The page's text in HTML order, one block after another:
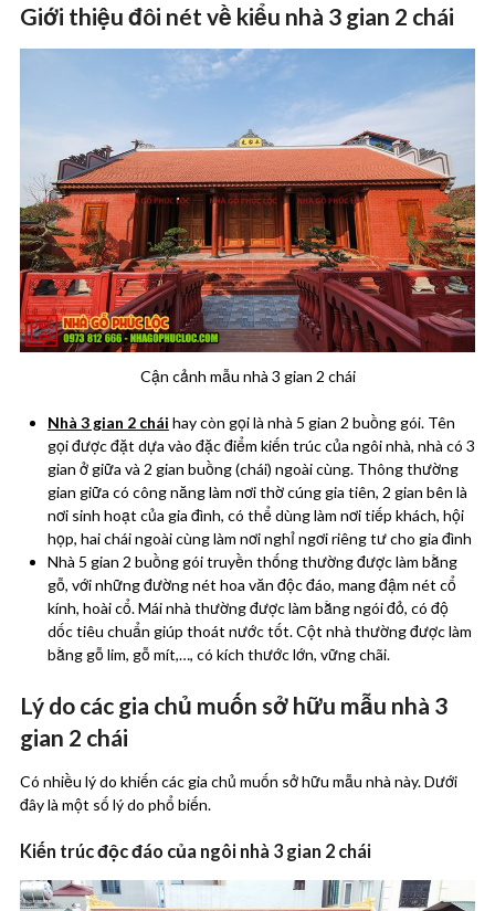
Giới thiệu đôi nét về kiểu nhà 3 gian 2 chái
Cận cảnh mẫu nhà 3 gian 2 chái
Nhà 3 gian 2 chái hay còn gọi là nhà 5 gian 2 buồng gói. Tên
gọi được đặt dựa vào đặc điểm kiến trúc của ngôi nhà, nhà có 3
gian ở giữa và 2 gian buồng (chái) ngoài cùng. Thông thường
gian giữa có công năng làm nơi thờ cúng gia tiên, 2 gian bên là
nơi sinh hoạt của gia đình, có thể dùng làm nơi tiếp khách, hội
họp, hai chái ngoài cùng làm nơi nghỉ ngơi riêng tư cho gia đình
Nhà 5 gian 2 buồng gói truyền thống thường được làm bằng
gỗ, với những đường nét hoa văn độc đáo, mang đậm nét cổ
kính, hoài cổ. Mái nhà thường được làm bằng ngói đỏ, có độ
dốc tiêu chuẩn giúp thoát nước tốt. Cột nhà thường được làm
bằng gỗ lim, gỗ mít,…, có kích thước lớn, vững chãi.
Lý do các gia chủ muốn sở hữu mẫu nhà 3
gian 2 chái
Có nhiều lý do khiến các gia chủ muốn sở hữu mẫu nhà này. Dưới
đây là một số lý do phổ biến.
Kiến trúc độc đáo của ngôi nhà 3 gian 2 chái